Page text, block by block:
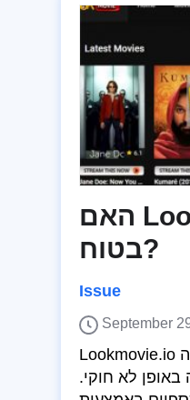
האם Lookmovie.io
בטוח?
Issue
September
Lookmovie.io הוא אתר הזרמת וידאו. הבעיה
לא חוקי.